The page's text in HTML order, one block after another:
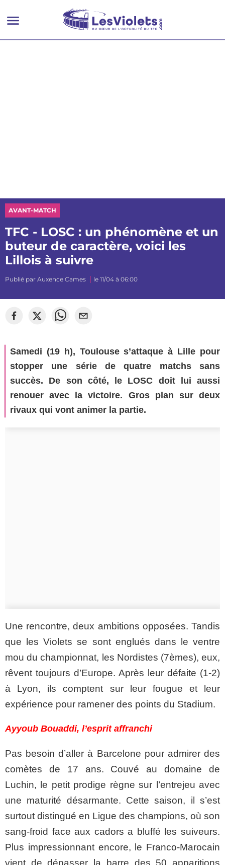
AVANT-MATCH
TFC - LOSC : un phénomène et un
buteur de caractère, voici les
Lillois à suivre
Publié par Auxence Cames le 11/04 à 06:00
Samedi (19 h), Toulouse s’attaque à Lille pour
stopper une série de quatre matchs sans
succès. De son côté, le LOSC doit lui aussi
renouer avec la victoire. Gros plan sur deux
rivaux qui vont animer la partie.
Une rencontre, deux ambitions opposées. Tandis
que les Violets se sont englués dans le ventre
mou du championnat, les Nordistes (7èmes), eux,
rêvent toujours d’Europe. Après leur défaite (1-2)
à Lyon, ils comptent sur leur fougue et leur
expérience pour ramener des points du Stadium.
Ayyoub Bouaddi, l’esprit affranchi
Pas besoin d’aller à Barcelone pour admirer des
comètes de 17 ans. Couvé au domaine de
Luchin, le petit prodige règne sur l’entrejeu avec
une maturité désarmante. Cette saison, il s’est
surtout distingué en Ligue des champions, où son
sang-froid face aux cadors a bluffé les suiveurs.
Plus impressionnant encore, le Franco-Marocain
vient de dépasser la barre des 50 apparitions